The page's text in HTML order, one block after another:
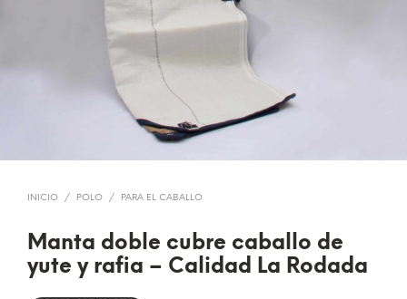
INICIO / POLO / PARA EL CABALLO
Manta doble cubre caballo de
yute y rafia – Calidad La Rodada